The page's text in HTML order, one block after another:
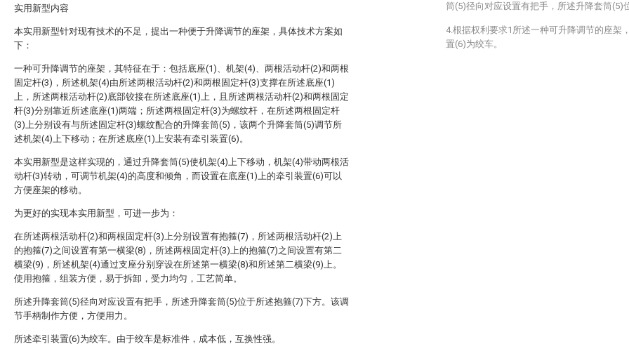
实用新型内容
本实用新型针对现有技术的不足，提出一种便于升降调节的座架，具体技术方案如
下：
一种可升降调节的座架，其特征在于：包括底座(1)、机架(4)、两根活动杆(2)和两根
固定杆(3)，所述机架(4)由所述两根活动杆(2)和两根固定杆(3)支撑在所述底座(1)
上，所述两根活动杆(2)底部铰接在所述底座(1)上，且所述两根活动杆(2)和两根固定
杆(3)分别靠近所述底座(1)两端；所述两根固定杆(3)为螺纹杆，在所述两根固定杆
(3)上分别设有与所述固定杆(3)螺纹配合的升降套筒(5)，该两个升降套筒(5)调节所
述机架(4)上下移动；在所述底座(1)上安装有牵引装置(6)。
本实用新型是这样实现的，通过升降套筒(5)使机架(4)上下移动，机架(4)带动两根活
动杆(3)转动，可调节机架(4)的高度和倾角，而设置在底座(1)上的牵引装置(6)可以
方便座架的移动。
为更好的实现本实用新型，可进一步为：
在所述两根活动杆(2)和两根固定杆(3)上分别设置有抱箍(7)，所述两根活动杆(2)上
的抱箍(7)之间设置有第一横梁(8)，所述两根固定杆(3)上的抱箍(7)之间设置有第二
横梁(9)，所述机架(4)通过支座分别穿设在所述第一横梁(8)和所述第二横梁(9)上。
使用抱箍，组装方便，易于拆卸，受力均匀，工艺简单。
所述升降套筒(5)径向对应设置有把手，所述升降套筒(5)位于所述抱箍(7)下方。该调
节手柄制作方便，方便用力。
所述牵引装置(6)为绞车。由于绞车是标准件，成本低，互换性强。
筒(5)径向对应设置有把手，所述升降套筒(5)
4.根据权利要求1所述一种可升降调节的座架
置(6)为绞车。